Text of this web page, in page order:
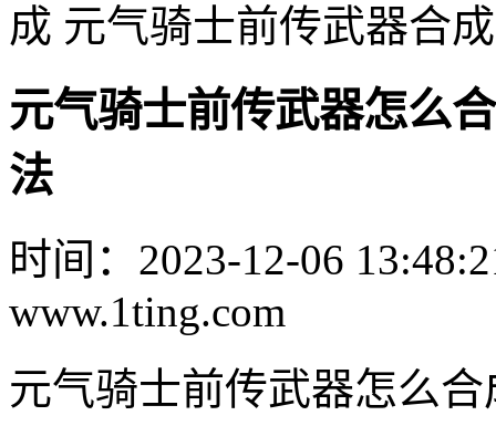
成 元气骑士前传武器合
元气骑士前传武器怎么
法
时间：2023-12-06
www.1ting.com
元气骑士前传武器怎么